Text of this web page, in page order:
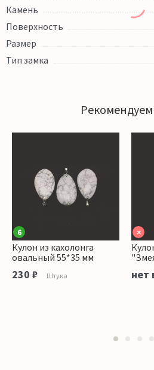
Камень
Поверхность
Размер
Тип замка
6
Кулон из кахолонга
овальный 55*35 мм
230 ₽ Штука
×
нет